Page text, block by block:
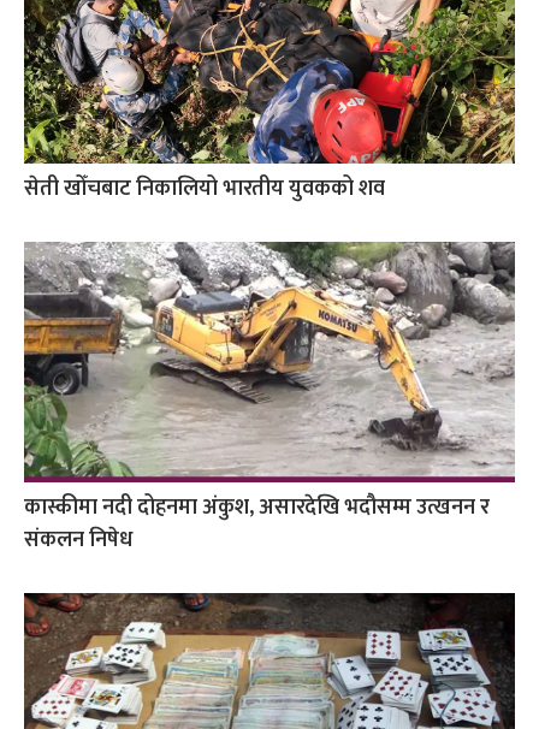
सेती खोँचबाट निकालियो भारतीय युवकको शव
कास्कीमा नदी दोहनमा अंकुश, असारदेखि भदौसम्म उत्खनन र
संकलन निषेध